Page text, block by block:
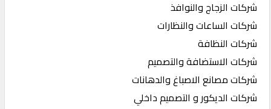
شركات الزجاج والنوافذ
شركات الساعات والنظارات
شركات النظافة
شركات الاستضافة والتصميم
شركات مصانع الاصباغ والدهانات
شركات الديكور و التصميم داخلي